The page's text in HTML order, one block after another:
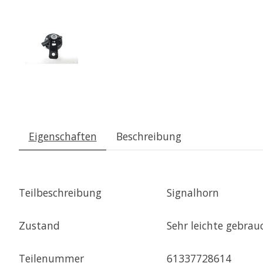
Eigenschaften Beschreibung
Teilbeschreibung Signalhorn
Zustand Sehr leichte
Teilenummer 61337728614